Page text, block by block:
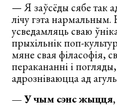
— Я заўсёды сябе так
лічу гэта
усведамляць сваю
прыхільнік поп-
мяне свая філасофія,
перакананні і
адрозніваюцца ад
— У чым сэнс жыцця,